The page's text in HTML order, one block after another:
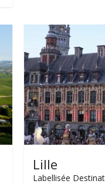
Lille
Labellisée